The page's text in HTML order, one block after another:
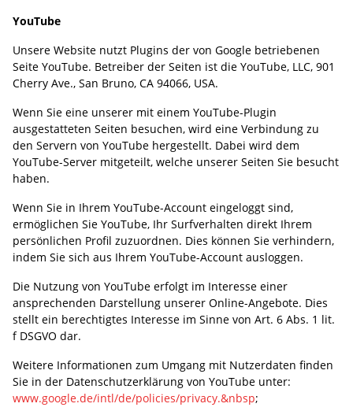
YouTube
Unsere Website nutzt Plugins der von Google betriebenen
Seite YouTube. Betreiber der Seiten ist die YouTube, LLC, 901
Cherry Ave., San Bruno, CA 94066, USA.
Wenn Sie eine unserer mit einem YouTube-Plugin
ausgestatteten Seiten besuchen, wird eine Verbindung zu
den Servern von YouTube hergestellt. Dabei wird dem
YouTube-Server mitgeteilt, welche unserer Seiten Sie besucht
haben.
Wenn Sie in Ihrem YouTube-Account eingeloggt sind,
ermöglichen Sie YouTube, Ihr Surfverhalten direkt Ihrem
persönlichen Profil zuzuordnen. Dies können Sie verhindern,
indem Sie sich aus Ihrem YouTube-Account ausloggen.
Die Nutzung von YouTube erfolgt im Interesse einer
ansprechenden Darstellung unserer Online-Angebote. Dies
stellt ein berechtigtes Interesse im Sinne von Art. 6 Abs. 1 lit.
f DSGVO dar.
Weitere Informationen zum Umgang mit Nutzerdaten finden
Sie in der Datenschutzerklärung von YouTube unter:
www.google.de/intl/de/policies/privacy.&nbsp;